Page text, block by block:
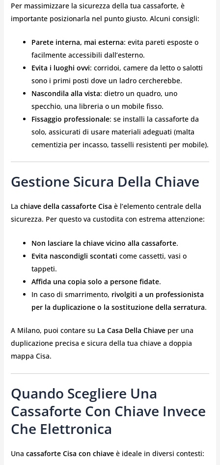
Per massimizzare la sicurezza della tua cassaforte, è
importante posizionarla nel punto giusto. Alcuni consigli:
Parete interna, mai esterna: evita pareti esposte o
facilmente accessibili dall’esterno.
Evita i luoghi ovvi: corridoi, camere da letto o salotti
sono i primi posti dove un ladro cercherebbe.
Nascondila alla vista: dietro un quadro, uno
specchio, una libreria o un mobile fisso.
Fissaggio professionale: se installi la cassaforte da
solo, assicurati di usare materiali adeguati (malta
cementizia per incasso, tasselli resistenti per mobile).
Gestione Sicura Della Chiave
La chiave della cassaforte Cisa è l’elemento centrale della
sicurezza. Per questo va custodita con estrema attenzione:
Non lasciare la chiave vicino alla cassaforte.
Evita nascondigli scontati come cassetti, vasi o
tappeti.
Affida una copia solo a persone fidate.
In caso di smarrimento, rivolgiti a un professionista
per la duplicazione o la sostituzione della serratura.
A Milano, puoi contare su La Casa Della Chiaveper una
duplicazione precisa e sicura della tua chiave a doppia
mappa Cisa.
Quando Scegliere Una
Cassaforte Con Chiave Invece
Che Elettronica
Una cassaforte Cisa con chiaveè ideale in diversi contesti: